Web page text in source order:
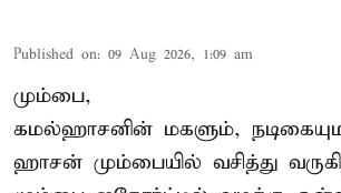
Published on: 09 Aug 2026, 1:09 am
மும்பை,
கமல்ஹாசனின் மகளும்,
ஹாசன் மும்பையில் வசித்து